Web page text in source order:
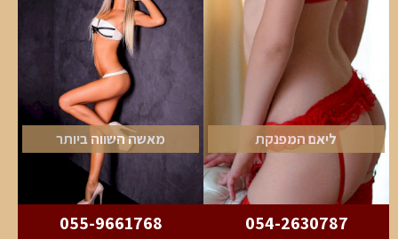
ליאם המפנקת
054-2630787
מאשה השווה ביותר
055-9661768